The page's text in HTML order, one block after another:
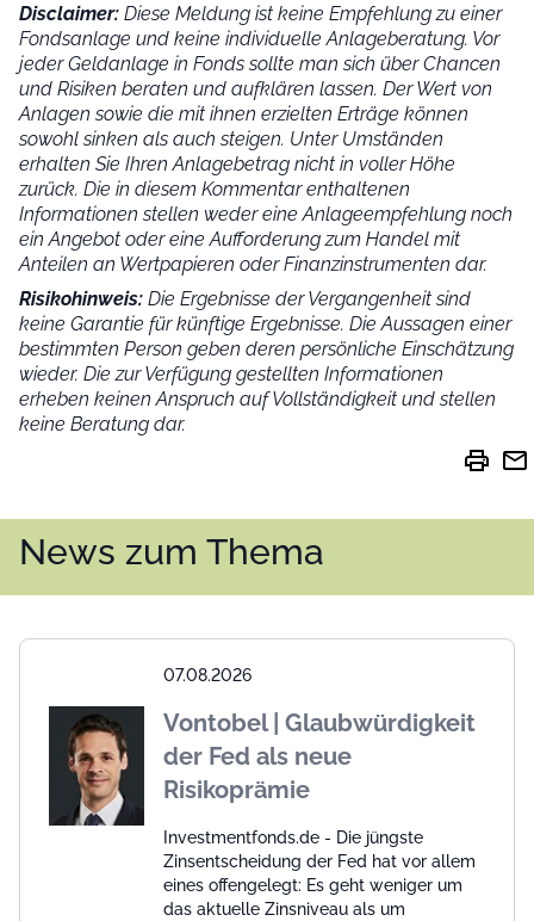
Disclaimer: Diese Meldung ist keine Empfehlung zu einer
Fondsanlage und keine individuelle Anlageberatung. Vor
jeder Geldanlage in Fonds sollte man sich über Chancen
und Risiken beraten und aufklären lassen. Der Wert von
Anlagen sowie die mit ihnen erzielten Erträge können
sowohl sinken als auch steigen. Unter Umständen
erhalten Sie Ihren Anlagebetrag nicht in voller Höhe
zurück. Die in diesem Kommentar enthaltenen
Informationen stellen weder eine Anlageempfehlung noch
ein Angebot oder eine Aufforderung zum Handel mit
Anteilen an Wertpapieren oder Finanzinstrumenten dar.
Risikohinweis: Die Ergebnisse der Vergangenheit sind
keine Garantie für künftige Ergebnisse. Die Aussagen einer
bestimmten Person geben deren persönliche Einschätzung
wieder. Die zur Verfügung gestellten Informationen
erheben keinen Anspruch auf Vollständigkeit und stellen
keine Beratung dar.
print mail
News zum Thema
07.08.2026
Vontobel | Glaubwürdigkeit
der Fed als neue
Risikoprämie
Investmentfonds.de - Die jüngste
Zinsentscheidung der Fed hat vor allem
eines offengelegt: Es geht weniger um
das aktuelle Zinsniveau als um